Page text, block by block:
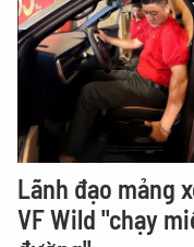
Lãnh đạo mảng
VF Wild "chạy